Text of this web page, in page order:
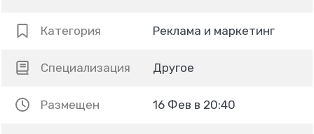
Категория Реклама и маркетинг
Специализация Другое
Размещен 16 Фев в 20:40